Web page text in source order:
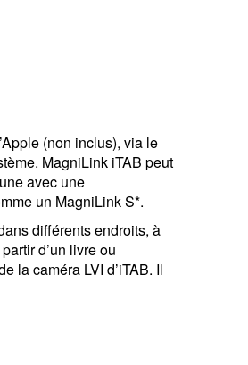
(non inclus), via le
MagniLink iTAB peut
avec une
un MagniLink S*.
différents endroits, à
d’un livre ou
la caméra LVI d’iTAB. Il